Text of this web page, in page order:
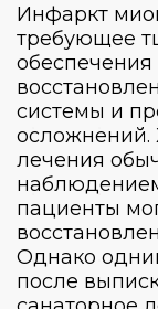
Инфаркт
требующее
системы и
осложнений.
лечения
пациенты
Однако
после